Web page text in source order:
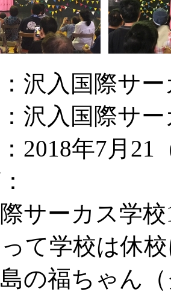
沢入国際サー
入国際サー
2018年7月21
際サーカス学
て学校は休
の福ちゃん